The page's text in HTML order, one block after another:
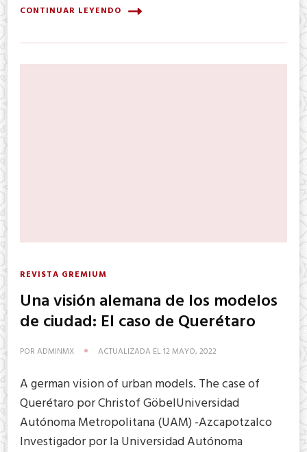
CONTINUAR LEYENDO
REVISTA GREMIUM
Una visión alemana de los modelos
de ciudad: El caso de Querétaro
POR ADMINMX ACTUALIZADA EL12 MAYO, 2022
A german vision of urban models. The case of
Querétaro por Christof GöbelUniversidad
Autónoma Metropolitana (UAM) -Azcapotzalco
Investigador por la Universidad Autónoma